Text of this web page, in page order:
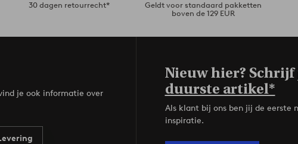
30 dagen retourrecht*
Geldt voor standaard pakketten
boven de 129 EUR
je ook informatie over
Nieuw hier? Schrijf
duurste artikel*
Als klant bij ons ben jij de eerste
inspiratie.